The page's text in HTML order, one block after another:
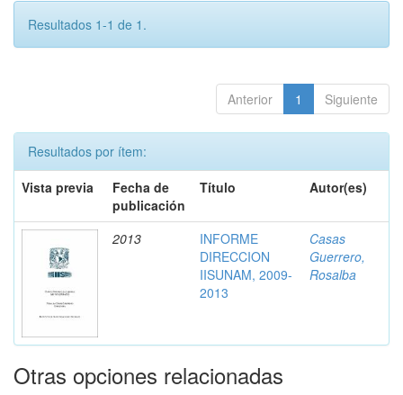
Resultados 1-1 de 1.
Anterior 1 Siguiente
Resultados por ítem:
Vista previa
Fecha de
publicación
Título Autor(es)
2013
INFORME
DIRECCION
IISUNAM, 2009-
2013
Casas
Guerrero,
Rosalba
Otras opciones relacionadas